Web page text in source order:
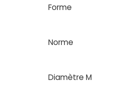
Forme
Norme
Diamètre M